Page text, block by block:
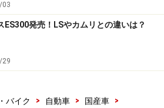
03
ES300発売！LSやカムリとの違いは？
29
バイク > 自動車 > 国産車
>